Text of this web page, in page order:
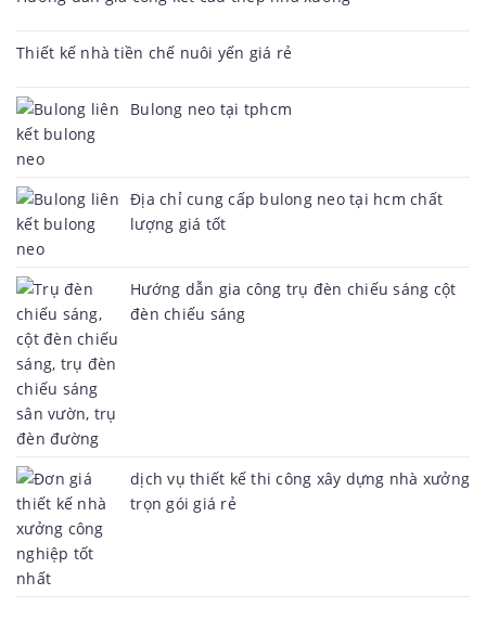
Thiết kế nhà tiền chế nuôi yến giá rẻ
Bulong neo tại tphcm
Địa chỉ cung cấp bulong neo tại hcm chất
lượng giá tốt
Hướng dẫn gia công trụ đèn chiếu sáng cột
đèn chiếu sáng
dịch vụ thiết kế thi công xây dựng nhà xưởng
trọn gói giá rẻ